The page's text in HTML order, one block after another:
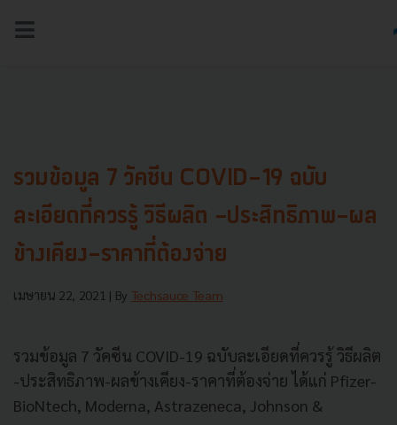
NEWS
รวมข้อมูล 7 วัคซีน COVID-19 ฉบับ
ละเอียดที่ควรรู้ วิธีผลิต -ประสิทธิภาพ-ผล
ข้างเคียง-ราคาที่ต้องจ่าย
เมษายน 22, 2021 | By Techsauce Team
รวมข้อมูล 7 วัคซีน COVID-19 ฉบับละเอียดที่ควรรู้ วิธีผลิต
-ประสิทธิภาพ-ผลข้างเคียง-ราคาที่ต้องจ่าย ได้แก่ Pfizer-
BioNtech, Moderna, Astrazeneca, Johnson &